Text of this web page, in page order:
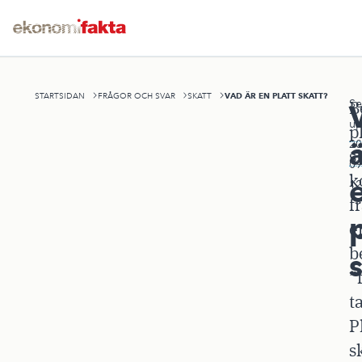
STARTSIDAN FRÅGOR OCH SVAR SKATT VAD ÄR EN PLATT SKATT?
12